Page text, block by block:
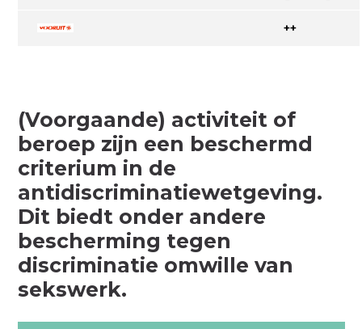
++
(Voorgaande) activiteit of
beroep zijn een beschermd
criterium in de
antidiscriminatiewetgeving.
Dit biedt onder andere
bescherming tegen
discriminatie omwille van
sekswerk.